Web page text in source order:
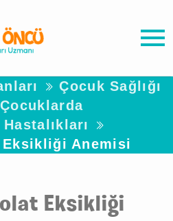
Çocuk Sağlığı
Çocuklarda
Anemisi
Eksikliği